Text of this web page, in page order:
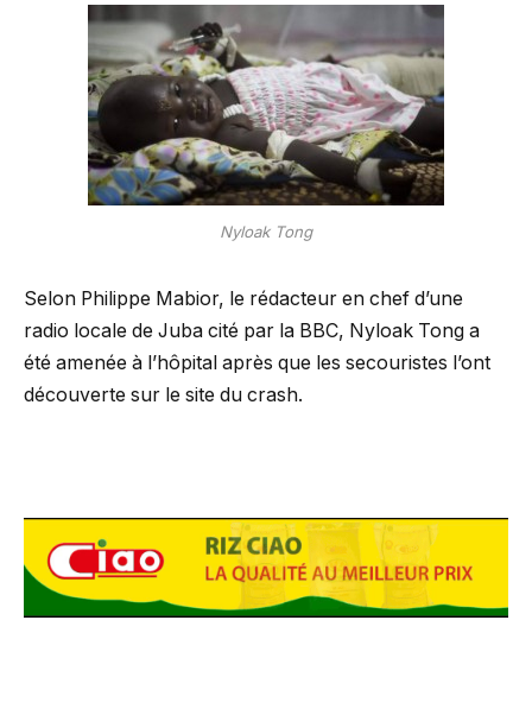
Nyloak Tong
Selon Philippe Mabior, le rédacteur en chef d’une
radio locale de Juba cité par la BBC, Nyloak Tong a
été amenée à l’hôpital après que les secouristes l’ont
découverte sur le site du crash.